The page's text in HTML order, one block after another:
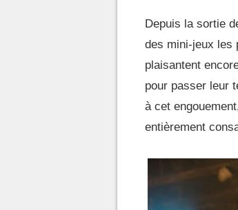
Depuis la sortie
des mini-jeux les
plaisantent
pour passer leur
à cet
entièrement